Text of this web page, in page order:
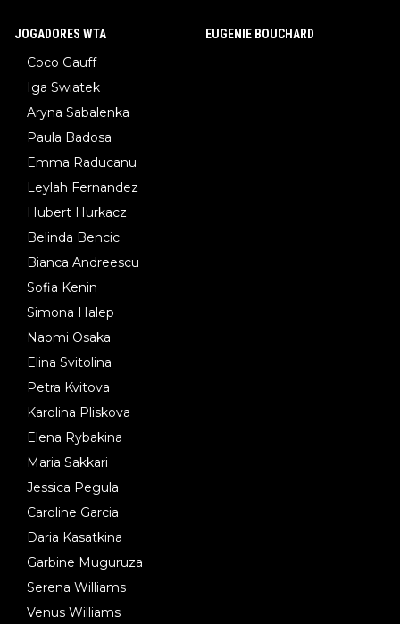
JOGADORES WTA
Coco Gauff
Iga Swiatek
Aryna Sabalenka
Paula Badosa
Emma Raducanu
Leylah Fernandez
Hubert Hurkacz
Belinda Bencic
Bianca Andreescu
Sofia Kenin
Simona Halep
Naomi Osaka
Elina Svitolina
Petra Kvitova
Karolina Pliskova
Elena Rybakina
Maria Sakkari
Jessica Pegula
Caroline Garcia
Daria Kasatkina
Garbine Muguruza
Serena Williams
Venus Williams
EUGENIE BOUCHARD